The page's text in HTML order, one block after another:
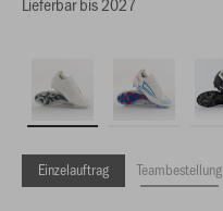
Einzelauftrag Teambestellung